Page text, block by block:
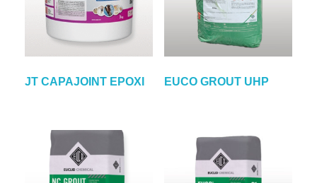
JT CAPAJOINT EPOXI EUCO GROUT UHP